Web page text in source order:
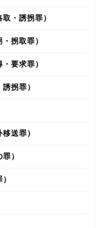
・誘拐罪）
拐取罪）
要求罪）
拐罪）
送罪）
）